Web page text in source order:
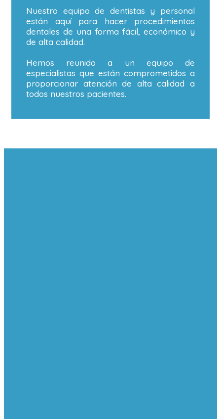
Nuestro equipo de dentistas y personal
están aquí para hacer procedimientos
dentales de una forma fácil, económico y
de alta calidad.
Hemos reunido a un equipo de
especialistas que están comprometidos a
proporcionar atención de alta calidad a
todos nuestros pacientes.